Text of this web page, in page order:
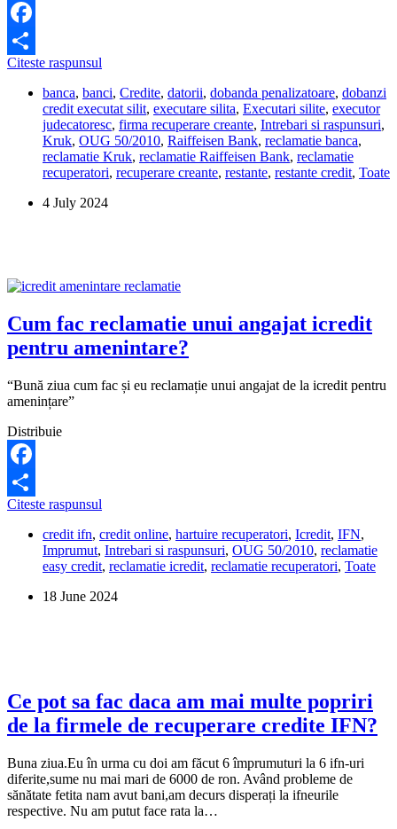
Facebook
Share
Citeste raspunsul
creste
datoria,
dupa
executarea
silita?
banca, banci, Credite, datorii, dobanda penalizatoare, dobanzi
credit executat silit, executare silita, Executari silite, executor
judecatoresc, firma recuperare creante, Intrebari si raspunsuri,
Kruk, OUG 50/2010, Raiffeisen Bank, reclamatie banca,
reclamatie Kruk, reclamatie Raiffeisen Bank, reclamatie
recuperatori, recuperare creante, restante, restante credit, Toate
4 July 2024
Cum fac reclamatie unui angajat icredit
pentru amenintare?
“Bună ziua cum fac și eu reclamație unui angajat de la icredit pentru
amenințare”
Distribuie
Facebook
Share
Citeste raspunsul
reclamatie
unui
angajat
pentru
credit ifn, credit online, hartuire recuperatori, Icredit, IFN,
Imprumut, Intrebari si raspunsuri, OUG 50/2010, reclamatie
easy credit, reclamatie icredit, reclamatie recuperatori, Toate
18 June 2024
Ce pot sa fac daca am mai multe popriri
de la firmele de recuperare credite IFN?
Buna ziua.Eu în urma cu doi am făcut 6 împrumuturi la 6 ifn-uri
diferite,sume nu mai mari de 6000 de ron. Având probleme de
sănătate fetita nam avut bani,am decurs disperați la ifneurile
respective. Nu am putut face rata la…